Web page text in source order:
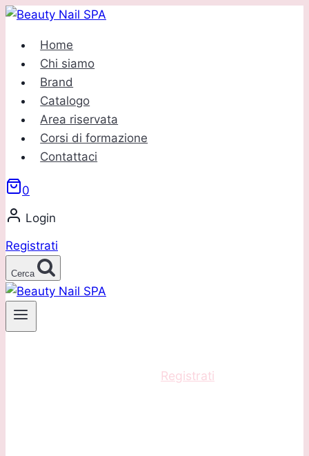
Salta
contenuto
Home
Chi siamo
Brand
Catalogo
Area riservata
Corsi di formazione
Contattaci
0
Login
Registrati
Cerca
Registrati